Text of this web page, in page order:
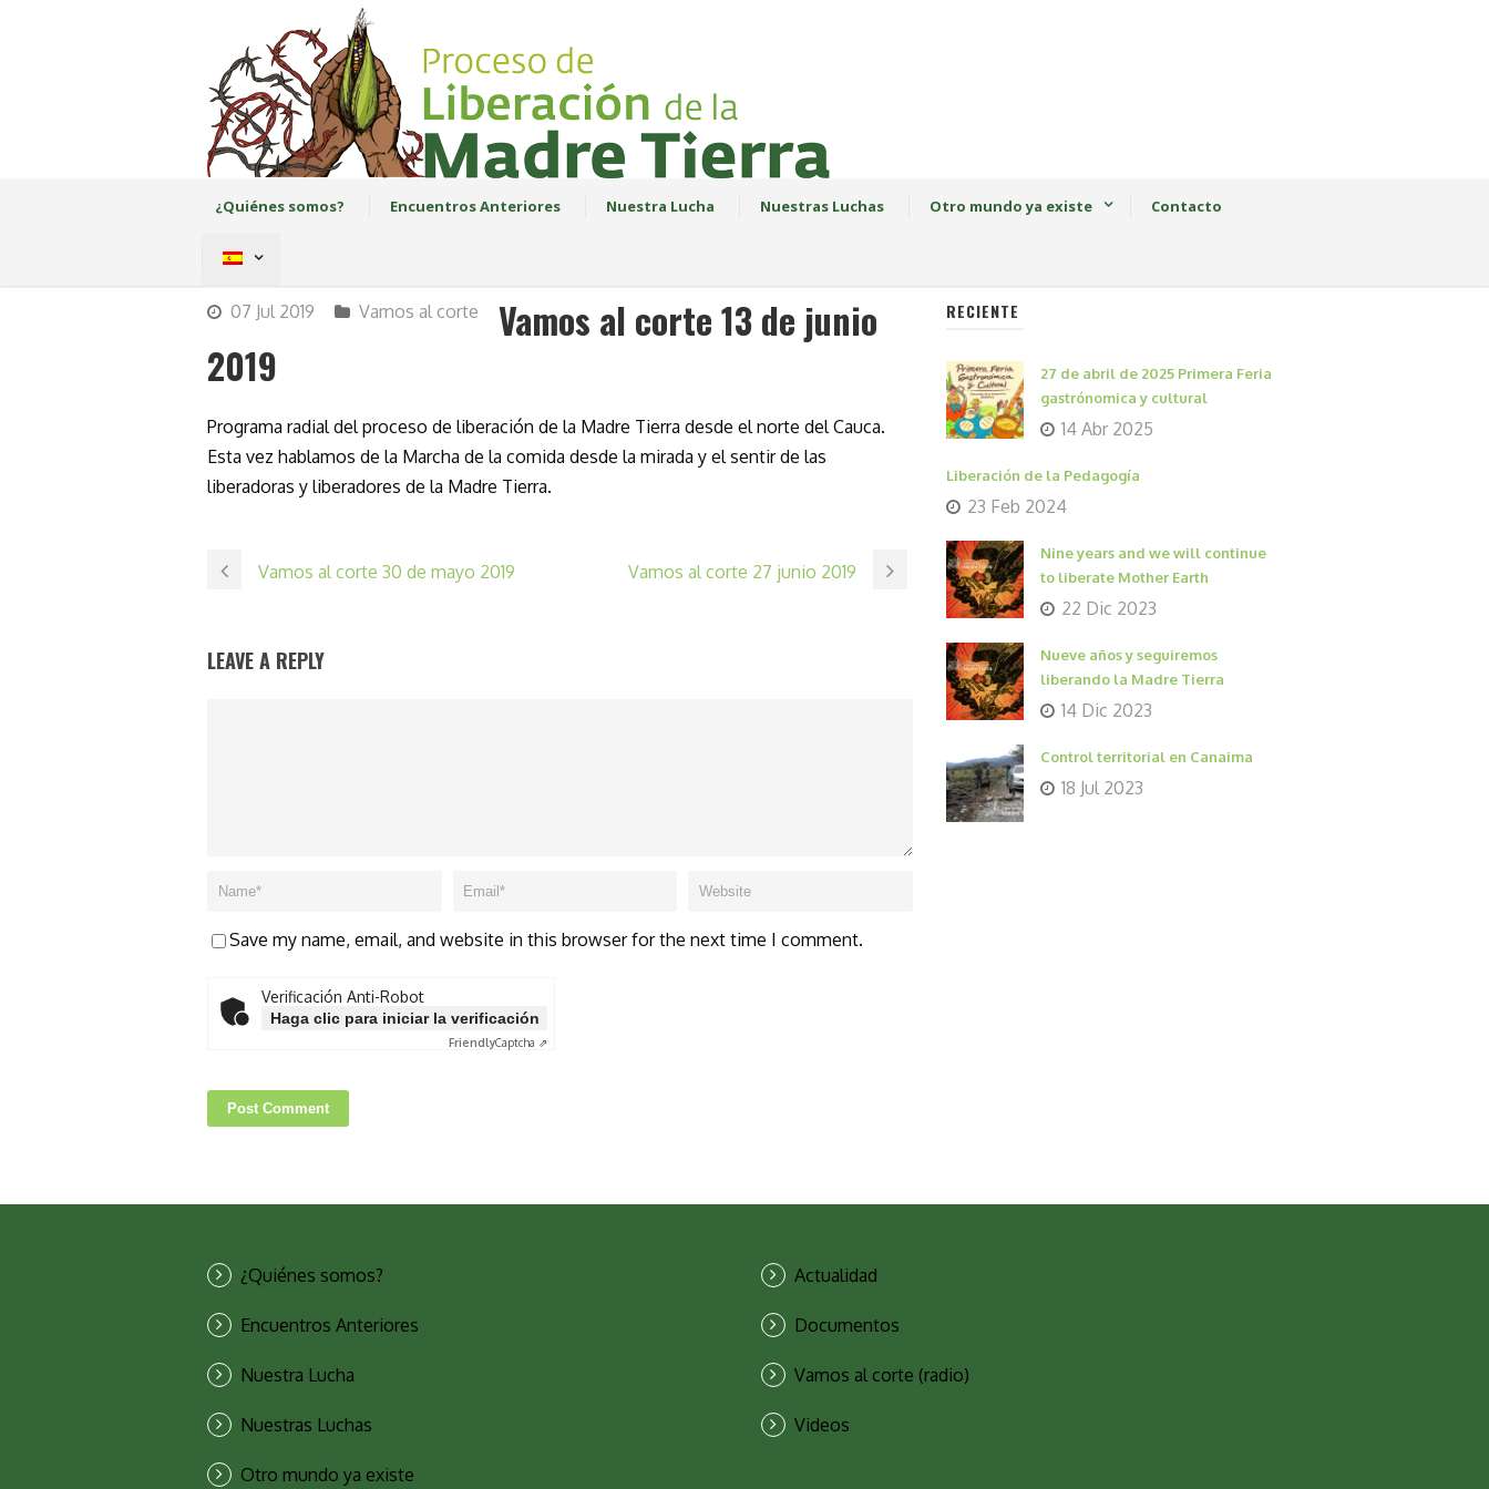
¿Quiénes somos? Encuentros Anteriores Nuestra Lucha Nuestras Luchas Otro mundo ya existe Contacto
07 Jul 2019 Vamos al corte
Vamos al corte 13 de junio
2019
Programa radial del proceso de liberación de la Madre Tierra desde el norte del Cauca.
Esta vez hablamos de la Marcha de la comida desde la mirada y el sentir de las
liberadoras y liberadores de la Madre Tierra.
Vamos al corte 30 de mayo 2019 Vamos al corte 27 junio 2019
LEAVE A REPLY
Save my name, email, and website in this browser for the next time I comment.
Verificación Anti-Robot
Haga clic para iniciar la verificación
FriendlyCaptcha ⇗
RECIENTE
27 de abril de 2025 Primera Feria
gastrónomica y cultural
14 Abr 2025
Liberación de la Pedagogía
23 Feb 2024
Nine years and we will continue
to liberate Mother Earth
22 Dic 2023
Nueve años y seguiremos
liberando la Madre Tierra
14 Dic 2023
Control territorial en Canaima
18 Jul 2023
¿Quiénes somos?
Encuentros Anteriores
Nuestra Lucha
Nuestras Luchas
Otro mundo ya existe
Actualidad
Documentos
Vamos al corte (radio)
Videos